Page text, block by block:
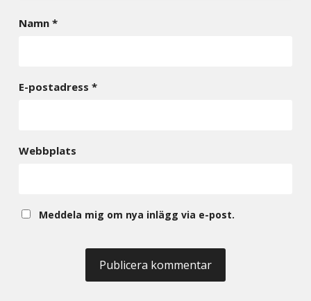
Namn *
E-postadress *
Webbplats
Meddela mig om nya inlägg via e-post.